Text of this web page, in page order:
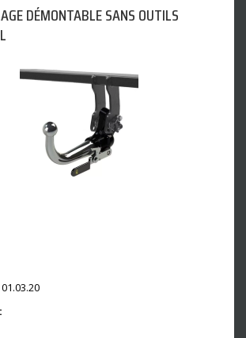
DÉMONTABLE SANS OUTILS